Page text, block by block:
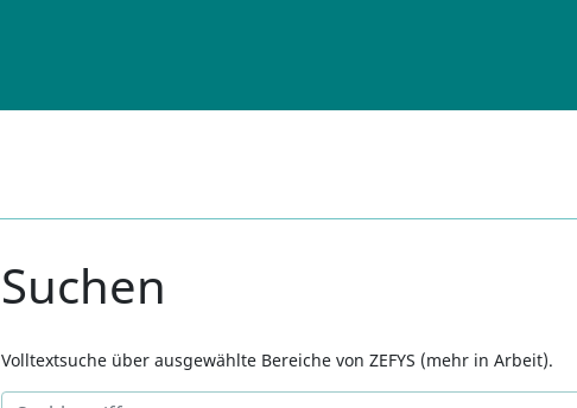
Suchen
Volltextsuche über ausgewählte Bereiche von ZEFYS (mehr in Arbeit).